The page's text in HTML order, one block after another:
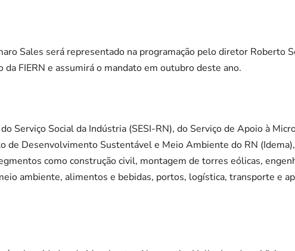
Sales será representado na programação pelo diretor Roberto
FIERN e assumirá o mandato em outubro deste ano.
Serviço Social da Indústria (SESI-RN), do Serviço de Apoio à
de Desenvolvimento Sustentável e Meio Ambiente do RN
como construção civil, montagem de torres eólicas,
ambiente, alimentos e bebidas, portos, logística, transporte e